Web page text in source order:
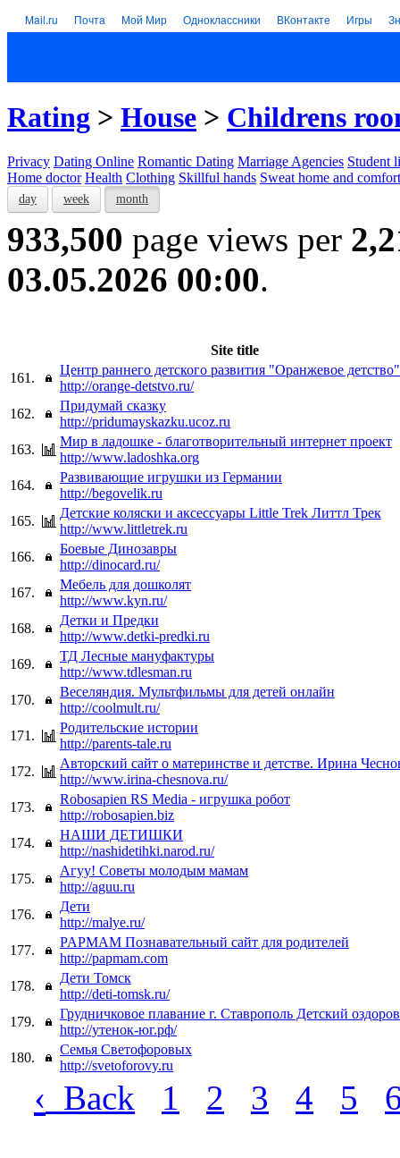
Mail.ru Почта Мой Мир Одноклассники ВКонтакте Игры
Rating > House > Childrens
Privacy Dating Online Romantic Dating Marriage Agencies Student
Home doctor Health Clothing Skillful hands Sweat home and comfort
day week month
933,500 page views per
03.05.2026 00:00.
Site title
161.
Центр раннего детского развития "Оранжевое детство"
http://orange-detstvo.ru/
162.
Придумай сказку
http://pridumayskazku.ucoz.ru
163.
Мир в ладошке - благотворительный интернет проект
http://www.ladoshka.org
164.
Развивающие игрушки из Германии
http://begovelik.ru
165.
Детские коляски и аксессуары Little Trek Литтл Трек
http://www.littletrek.ru
166.
Боевые Динозавры
http://dinocard.ru/
167.
Мебель для дошколят
http://www.kyn.ru/
168.
Детки и Предки
http://www.detki-predki.ru
169.
ТД Лесные мануфактуры
http://www.tdlesman.ru
170.
Веселяндия. Мультфильмы для детей онлайн
http://coolmult.ru/
171.
Родительские истории
http://parents-tale.ru
172.
Авторский сайт о материнстве и детстве. Ирина
http://www.irina-chesnova.ru/
173.
Robosapien RS Media - игрушка робот
http://robosapien.biz
174.
НАШИ ДЕТИШКИ
http://nashidetihki.narod.ru/
175.
Агуу! Советы молодым мамам
http://aguu.ru
176.
Дети
http://malye.ru/
177.
PAPMAM Познавательный сайт для родителей
http://papmam.com
178.
Дети Томск
http://deti-tomsk.ru/
179.
Грудничковое плавание г. Ставрополь Детский
http://утенок-юг.рф/
180.
Семья Светофоровых
http://svetoforovy.ru
‹ Back 1 2 3 4 5